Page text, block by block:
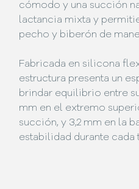
cómodo y una succión
lactancia mixta y
pecho y biberón de
Fabricada en silicona
estructura presenta un
brindar equilibrio entre
mm en el extremo
succión, y 3,2 mm en la
estabilidad durante cada